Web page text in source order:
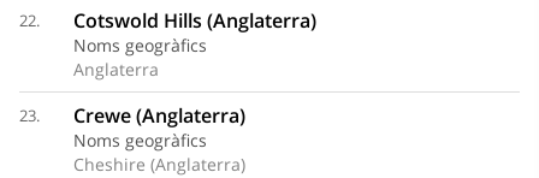
22. Cotswold Hills (Anglaterra)
Noms geogràfics
Anglaterra
23. Crewe (Anglaterra)
Noms geogràfics
Cheshire (Anglaterra)